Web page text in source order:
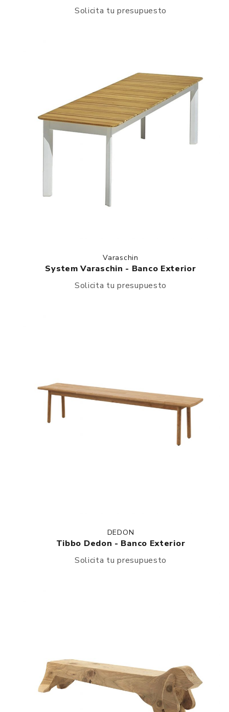
Solicita tu presupuesto
Varaschin
System Varaschin - Banco Exterior
Solicita tu presupuesto
DEDON
Tibbo Dedon - Banco Exterior
Solicita tu presupuesto